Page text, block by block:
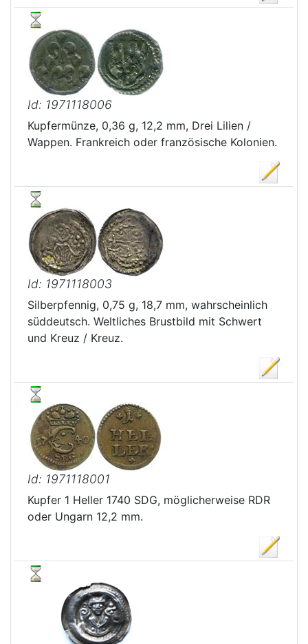
Id: 1971118006
Kupfermünze, 0,36 g, 12,2 mm, Drei Lilien /
Wappen. Frankreich oder französische Kolonien.
Id: 1971118003
Silberpfennig, 0,75 g, 18,7 mm, wahrscheinlich
süddeutsch. Weltliches Brustbild mit Schwert
und Kreuz / Kreuz.
Id: 1971118001
Kupfer 1 Heller 1740 SDG, möglicherweise RDR
oder Ungarn 12,2 mm.